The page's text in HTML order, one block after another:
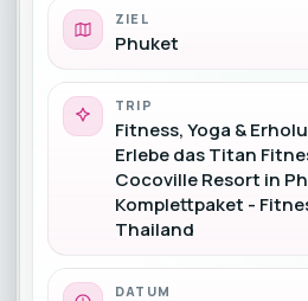
ZIEL
Phuket
TRIP
Fitness, Yoga &
Erlebe das Titan
Cocoville Resort in
Komplettpaket -
Thailand
DATUM